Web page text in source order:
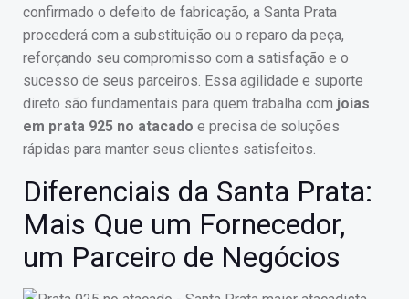
confirmado o defeito de fabricação, a Santa Prata
procederá com a substituição ou o reparo da peça,
reforçando seu compromisso com a satisfação e o
sucesso de seus parceiros. Essa agilidade e suporte
direto são fundamentais para quem trabalha com joias
em prata 925 no atacado e precisa de soluções
rápidas para manter seus clientes satisfeitos.
Diferenciais da Santa Prata:
Mais Que um Fornecedor,
um Parceiro de Negócios